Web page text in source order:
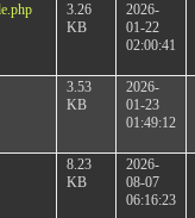
3.26
KB
2026-
01-22
02:00:41
3.53
KB
2026-
01-23
01:49:12
8.23
KB
2026-
08-07
06:16:23